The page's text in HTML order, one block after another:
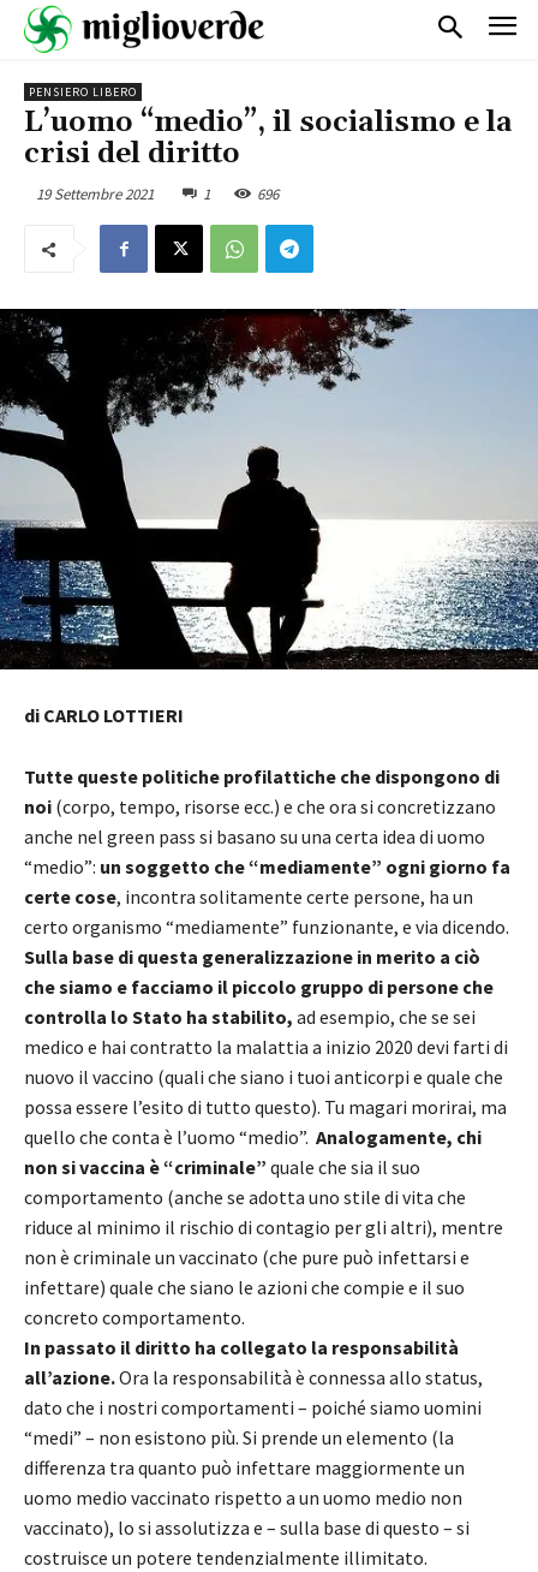
PENSIERO LIBERO
L’uomo “medio”, il socialismo e la
crisi del diritto
19 Settembre 2021 1 696
di CARLO LOTTIERI
Tutte queste politiche profilattiche che dispongono di
noi (corpo, tempo, risorse ecc.) e che ora si concretizzano
anche nel green pass si basano su una certa idea di uomo
“medio”: un soggetto che “mediamente” ogni giorno fa
certe cose, incontra solitamente certe persone, ha un
certo organismo “mediamente” funzionante, e via dicendo.
Sulla base di questa generalizzazione in merito a ciò
che siamo e facciamo il piccolo gruppo di persone che
controlla lo Stato ha stabilito, ad esempio, che se sei
medico e hai contratto la malattia a inizio 2020 devi farti di
nuovo il vaccino (quali che siano i tuoi anticorpi e quale che
possa essere l’esito di tutto questo). Tu magari morirai, ma
quello che conta è l’uomo “medio”. Analogamente, chi
non si vaccina è “criminale” quale che sia il suo
comportamento (anche se adotta uno stile di vita che
riduce al minimo il rischio di contagio per gli altri), mentre
non è criminale un vaccinato (che pure può infettarsi e
infettare) quale che siano le azioni che compie e il suo
concreto comportamento.
In passato il diritto ha collegato la responsabilità
all’azione.Ora la responsabilità è connessa allo status,
dato che i nostri comportamenti – poiché siamo uomini
“medi” – non esistono più. Si prende un elemento (la
differenza tra quanto può infettare maggiormente un
uomo medio vaccinato rispetto a un uomo medio non
vaccinato), lo si assolutizza e – sulla base di questo – si
costruisce un potere tendenzialmente illimitato.